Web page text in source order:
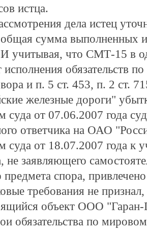
истца.
дела истец
сумма выполненных
учитывая, что СМТ-15 в
исполнения обязательств
и п. 5 ст. 453, п. 2 ст.
железные дороги"
суда от 07.06.2007 года
ответчика на ОАО
суда от 18.07.2007 года к
не заявляющего
предмета спора,
требования не
объект ООО "Гаран-
обязательства по